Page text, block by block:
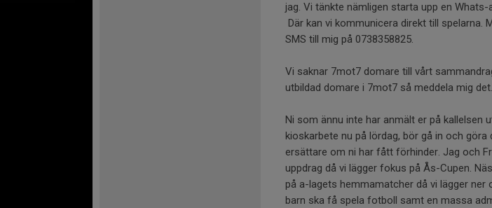
jag. Vi tänkte nämligen starta upp en
Där kan vi kommunicera direkt till spelarna.
SMS till mig på 0738358825.
Vi saknar 7mot7 domare till vårt
utbildad domare i 7mot7 så meddela mig det.
Ni som ännu inte har anmält er på kallelsen
kioskarbete nu på lördag, bör gå in och göra
ersättare om ni har fått förhinder. Jag och
uppdrag då vi lägger fokus på Ås-Cupen.
på a-lagets hemmamatcher då vi lägger
barn ska få spela fotboll samt en massa